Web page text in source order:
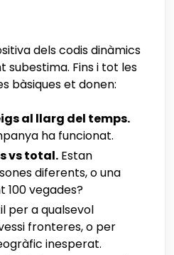
dels codis dinàmics
subestima. Fins i tot les
bàsiques et donen:
al llarg del temps.
ha funcionat.
vs total. Estan
diferents, o una
100 vegades?
per a qualsevol
fronteres, o per
inesperat.